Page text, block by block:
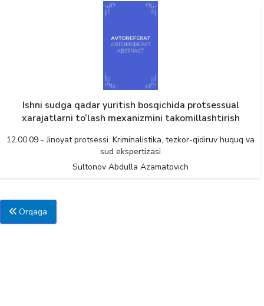
Ishni sudga qadar yuritish bosqichida protsessual
xarajatlarni to‘lash mexanizmini takomillashtirish
12.00.09 - Jinoyat protsessi. Kriminalistika, tezkor-qidiruv huquq va
sud ekspertizasi
Sultonov Abdulla Azamatovich
Orqaga